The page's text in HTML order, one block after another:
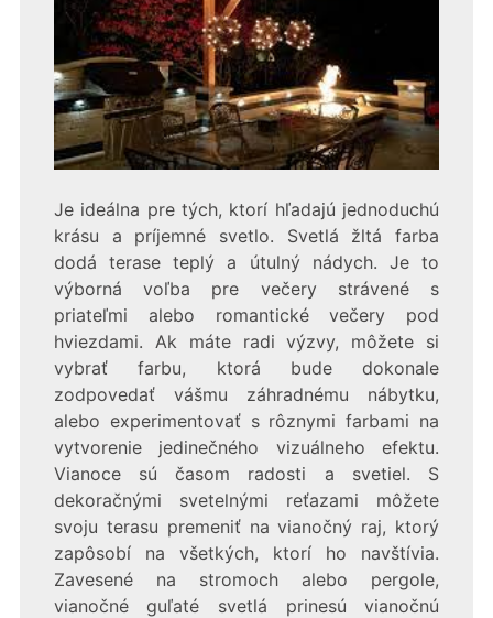
Je ideálna pre tých, ktorí hľadajú jednoduchú
krásu a príjemné svetlo. Svetlá žltá farba
dodá terase teplý a útulný nádych. Je to
výborná voľba pre večery strávené s
priateľmi alebo romantické večery pod
hviezdami. Ak máte radi výzvy, môžete si
vybrať farbu, ktorá bude dokonale
zodpovedať vášmu záhradnému nábytku,
alebo experimentovať s rôznymi farbami na
vytvorenie jedinečného vizuálneho efektu.
Vianoce sú časom radosti a svetiel. S
dekoračnými svetelnými reťazami môžete
svoju terasu premeniť na vianočný raj, ktorý
zapôsobí na všetkých, ktorí ho navštívia.
Zavesené na stromoch alebo pergole,
vianočné guľaté svetlá prinesú vianočnú